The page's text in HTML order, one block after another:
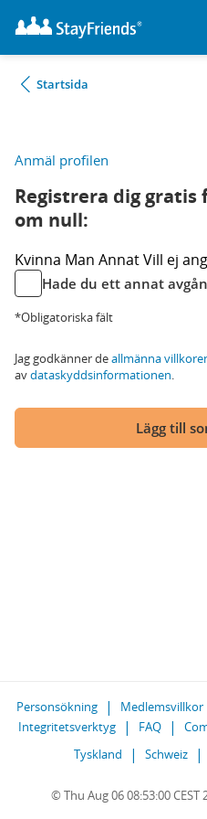
Startsida
Anmäl profilen
Registrera dig
om null:
Kvinna Man AnnatVill ej
Hade du ett annat
*Obligatoriska fält
Jag godkänner deallmänna
avdataskyddsinformationen.
Lägg till
Personsökning Medlemsvillkor
Integritetsverktyg
FAQ
Tyskland
Schweiz
© Thu Aug 06 08:53:00